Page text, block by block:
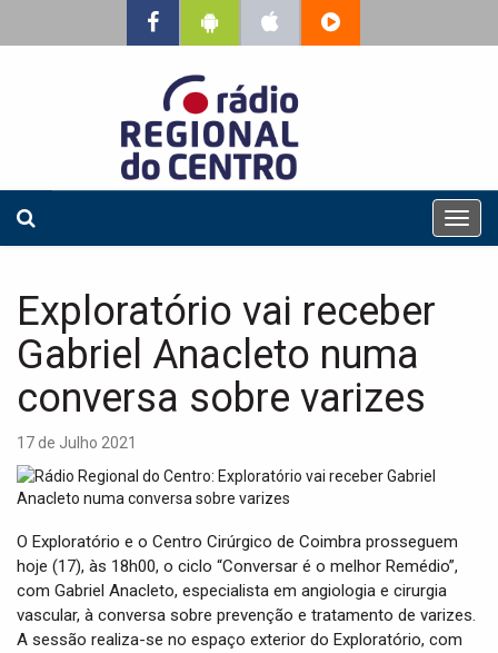
T
o
o
n
Exploratório vai receber
Gabriel Anacleto numa
conversa sobre varizes
17 de Julho 2021
O Exploratório e o Centro Cirúrgico de Coimbra prosseguem
hoje (17), às 18h00, o ciclo “Conversar é o melhor Remédio”,
com Gabriel Anacleto, especialista em angiologia e cirurgia
vascular, à conversa sobre prevenção e tratamento de varizes.
A sessão realiza-se no espaço exterior do Exploratório, com